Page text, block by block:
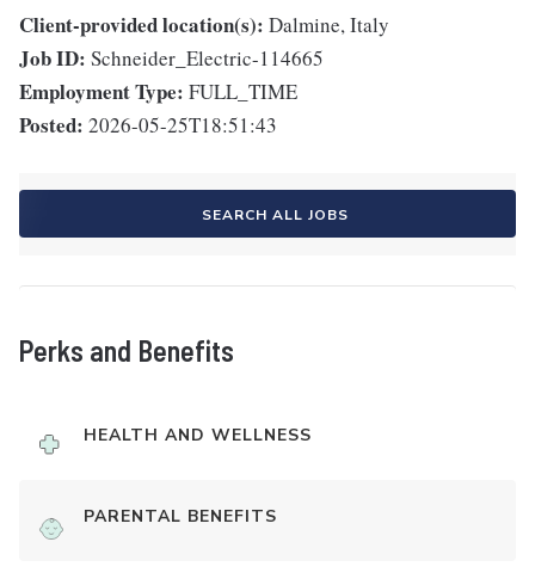
Client-provided location(s): Dalmine, Italy
Job ID: Schneider_Electric-114665
Employment Type: FULL_TIME
Posted: 2026-05-25T18:51:43
SEARCH ALL JOBS
Perks and Benefits
HEALTH AND WELLNESS
PARENTAL BENEFITS